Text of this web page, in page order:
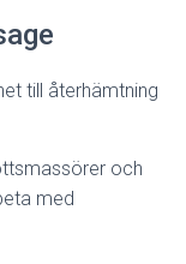
till återhämtning
och
med